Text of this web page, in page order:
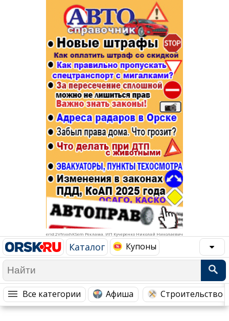
erid:2VfnxxhKSem Реклама. ИП Кучеренко Николай Николаевич
Каталог Купоны
Все категории Афиша Строительство
Афиша
Строительство и ремонт
Авто и мото
Рестораны, кафе, бары
Спорт Фитнес
Недвижимость
Красота Косметология
Медицина Здоровье
Путешествия, Туризм
Гостиницы
Образование
Бытовые услуги
Телекоммуникации и связь
Торговля
Бизнес и финансы
Юристы, Экспертиза, Страхование
Ремонт
Социальные организации
Это интересно
Администрация
Промышленность
Сельское хозяйство
Ветеринария, Зоотовары
Курьерская служба, Службы до...
Популярное →
Строительство и ремонт